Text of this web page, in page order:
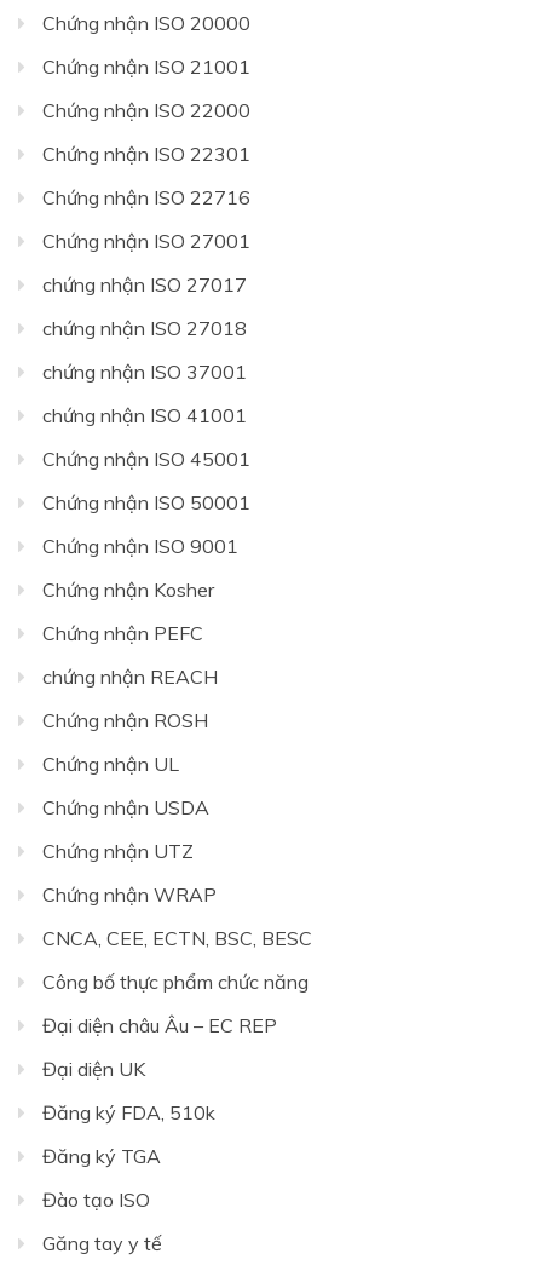
Chứng nhận ISO 20000
Chứng nhận ISO 21001
Chứng nhận ISO 22000
Chứng nhận ISO 22301
Chứng nhận ISO 22716
Chứng nhận ISO 27001
chứng nhận ISO 27017
chứng nhận ISO 27018
chứng nhận ISO 37001
chứng nhận ISO 41001
Chứng nhận ISO 45001
Chứng nhận ISO 50001
Chứng nhận ISO 9001
Chứng nhận Kosher
Chứng nhận PEFC
chứng nhận REACH
Chứng nhận ROSH
Chứng nhận UL
Chứng nhận USDA
Chứng nhận UTZ
Chứng nhận WRAP
CNCA, CEE, ECTN, BSC, BESC
Công bố thực phẩm chức năng
Đại diện châu Âu – EC REP
Đại diện UK
Đăng ký FDA, 510k
Đăng ký TGA
Đào tạo ISO
Găng tay y tế